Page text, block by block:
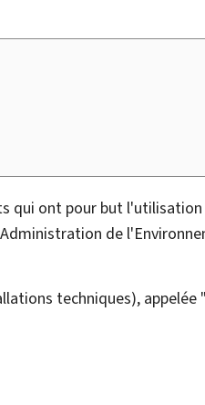
qui ont pour but
de
techniques), appelée